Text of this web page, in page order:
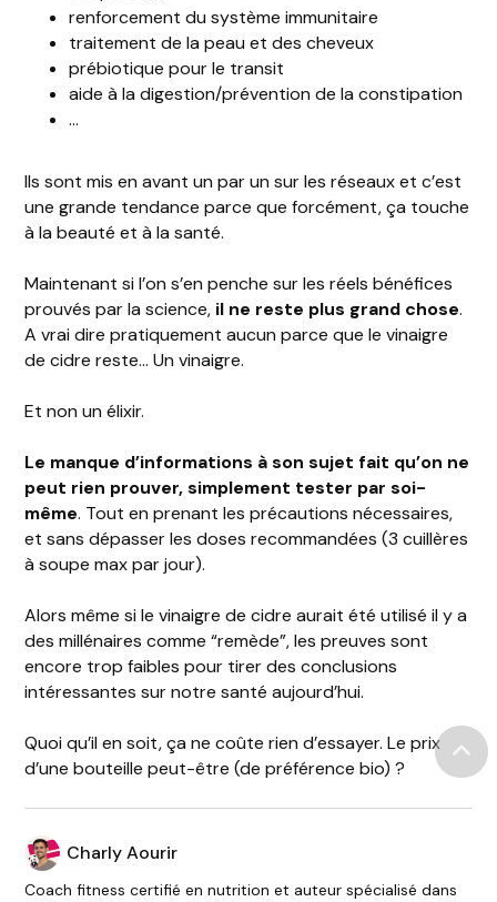
renforcement du système immunitaire
traitement de la peau et des cheveux
prébiotique pour le transit
aide à la digestion/prévention de la constipation
…
Ils sont mis en avant un par un sur les réseaux et c’est
une grande tendance parce que forcément, ça touche
à la beauté et à la santé.
Maintenant si l’on s’en penche sur les réels bénéfices
prouvés par la science, il ne reste plus grand chose.
A vrai dire pratiquement aucun parce que le vinaigre
de cidre reste… Un vinaigre.
Et non un élixir.
Le manque d’informations à son sujet fait qu’on ne
peut rien prouver, simplement tester par soi-
même. Tout en prenant les précautions nécessaires,
et sans dépasser les doses recommandées (3 cuillères
à soupe max par jour).
Alors même si le vinaigre de cidre aurait été utilisé il y a
des millénaires comme “remède”, les preuves sont
encore trop faibles pour tirer des conclusions
intéressantes sur notre santé aujourd’hui.
Quoi qu’il en soit, ça ne coûte rien d’essayer. Le prix
d’une bouteille peut-être (de préférence bio) ?
Charly Aourir
Coach fitness certifié en nutrition et auteur spécialisé dans